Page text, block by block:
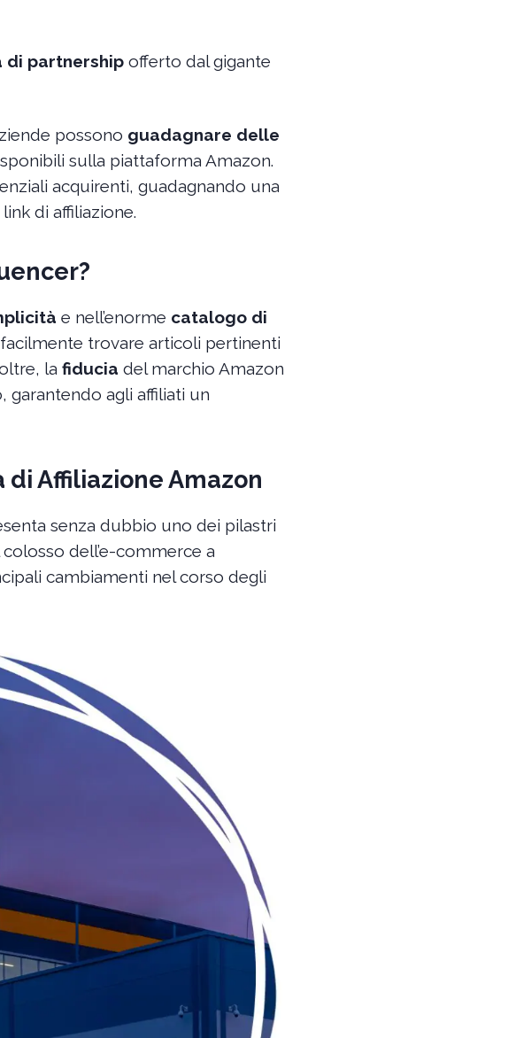
di partnershipofferto dal gigante
possono guadagnare delle
sulla piattaforma Amazon.
acquirenti, guadagnando una
di affiliazione.
e nell’enorme catalogo di
trovare articoli pertinenti
la fiducia del marchio Amazon
garantendo agli affiliati un
Affiliazione Amazon
senza dubbio uno dei pilastri
dell’e-commerce a
cambiamenti nel corso degli